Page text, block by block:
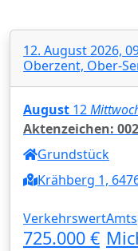
12. August 2026,
Oberzent, Ober-
August 12
Aktenzeichen:
Grundstück
Krähberg 1,
Verkehrswert
725.000 €